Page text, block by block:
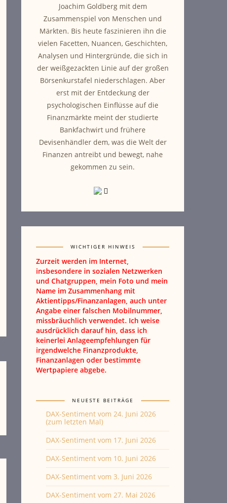
Joachim Goldberg mit dem
Zusammenspiel von Menschen und
Märkten. Bis heute faszinieren ihn die
vielen Facetten, Nuancen, Geschichten,
Analysen und Hintergründe, die sich in
der weißgezackten Linie auf der großen
Börsenkurstafel niederschlagen. Aber
erst mit der Entdeckung der
psychologischen Einflüsse auf die
Finanzmärkte meint der studierte
Bankfachwirt und frühere
Devisenhändler dem, was die Welt der
Finanzen antreibt und bewegt, nahe
gekommen zu sein.
WICHTIGER HINWEIS
Zurzeit werden im Internet,
insbesondere in sozialen Netzwerken
und Chatgruppen, mein Foto und mein
Name im Zusammenhang mit
Aktientipps/Finanzanlagen, auch unter
Angabe einer falschen Mobilnummer,
missbräuchlich verwendet. Ich weise
ausdrücklich darauf hin, dass ich
keinerlei Anlageempfehlungen für
irgendwelche Finanzprodukte,
Finanzanlagen oder bestimmte
Wertpapiere abgebe.
NEUESTE BEITRÄGE
DAX-Sentiment vom 24. Juni 2026
(zum letzten Mal)
DAX-Sentiment vom 17. Juni 2026
DAX-Sentiment vom 10. Juni 2026
DAX-Sentiment vom 3. Juni 2026
DAX-Sentiment vom 27. Mai 2026